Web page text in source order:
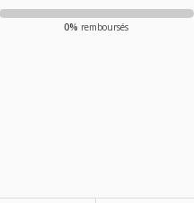
0% remboursés